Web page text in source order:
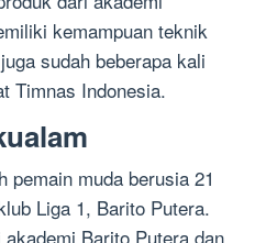
kemampuan teknik
sudah beberapa kali
Timnas Indonesia.
pemain muda berusia 21
Liga 1, Barito Putera.
Barito Putera dan